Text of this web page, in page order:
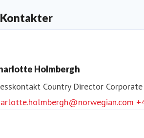
Kontakter
Holmbergh
Country Director